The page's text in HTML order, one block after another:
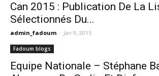
Can 2015 : Publication De La
Sélectionnés Du...
admin_fadoum - Jan 9, 2015
Fadoum blogs
Equipe Nationale – Stéphane